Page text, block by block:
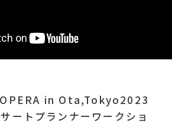
in Ota,Tokyo2023
ートプランナーワークショ